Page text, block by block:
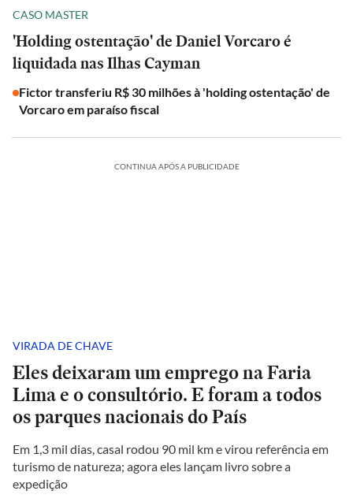
CASO MASTER
'Holding ostentação' de Daniel Vorcaro é
liquidada nas Ilhas Cayman
Fictor transferiu R$ 30 milhões à 'holding ostentação' de
Vorcaro em paraíso fiscal
CONTINUA APÓS A PUBLICIDADE
VIRADA DE CHAVE
Eles deixaram um emprego na Faria
Lima e o consultório. E foram a todos
os parques nacionais do País
Em 1,3 mil dias, casal rodou 90 mil km e virou referência em
turismo de natureza; agora eles lançam livro sobre a
expedição